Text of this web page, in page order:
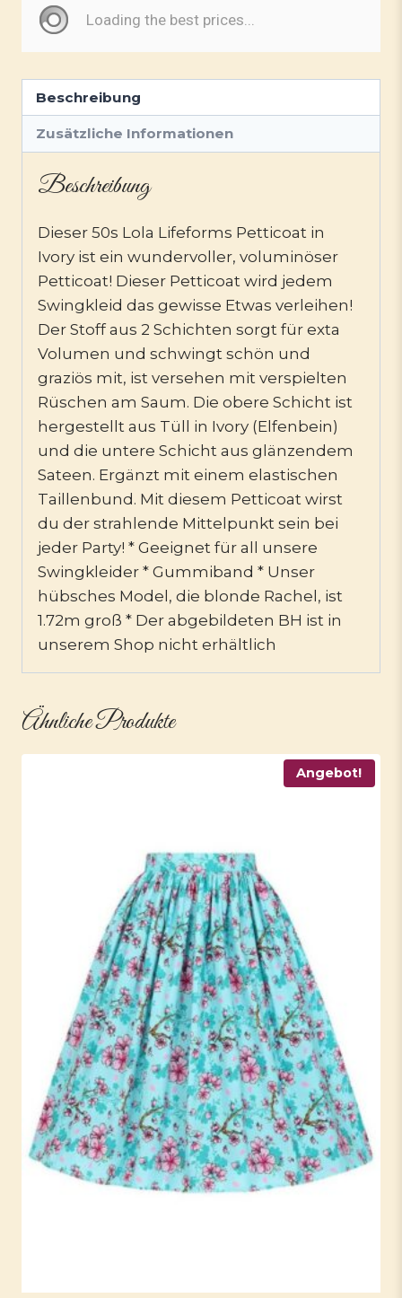
Beschreibung
Zusätzliche Informationen
Beschreibung
Dieser 50s Lola Lifeforms Petticoat in
Ivory ist ein wundervoller, voluminöser
Petticoat! Dieser Petticoat wird jedem
Swingkleid das gewisse Etwas verleihen!
Der Stoff aus 2 Schichten sorgt für exta
Volumen und schwingt schön und
graziös mit, ist versehen mit verspielten
Rüschen am Saum. Die obere Schicht ist
hergestellt aus Tüll in Ivory (Elfenbein)
und die untere Schicht aus glänzendem
Sateen. Ergänzt mit einem elastischen
Taillenbund. Mit diesem Petticoat wirst
du der strahlende Mittelpunkt sein bei
jeder Party! * Geeignet für all unsere
Swingkleider * Gummiband * Unser
hübsches Model, die blonde Rachel, ist
1.72m groß * Der abgebildeten BH ist in
unserem Shop nicht erhältlich
Ähnliche Produkte
Angebot!